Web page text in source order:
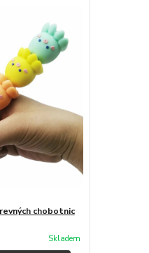
chobotnic
Skladem